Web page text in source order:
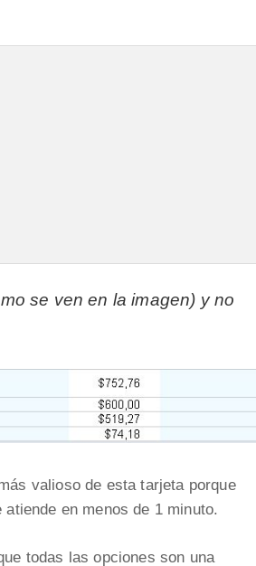
se ven en la imagen) y no
valioso de esta tarjeta porque
en menos de 1 minuto.
todas las opciones son una